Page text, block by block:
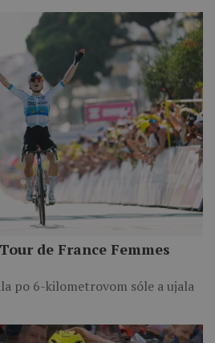
de France Femmes
po 6-kilometrovom sóle a ujala